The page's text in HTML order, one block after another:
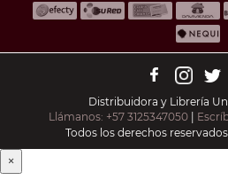
Distribuidora y Librería
Llámanos: +57 3125347050
Todos los derechos
×